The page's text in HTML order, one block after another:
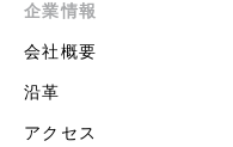
企業情報
会社概要
沿革
アクセス